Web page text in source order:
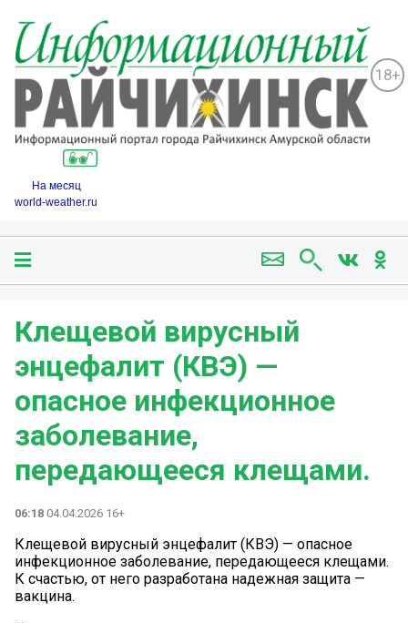
18+
На месяц
world-weather.ru
Клещевой вирусный
энцефалит (КВЭ) —
опасное инфекционное
заболевание,
передающееся клещами.
06:18 04.04.2026 16+
Клещевой вирусный энцефалит (КВЭ) — опасное
инфекционное заболевание, передающееся клещами.
К счастью, от него разработана надежная защита —
вакцина.